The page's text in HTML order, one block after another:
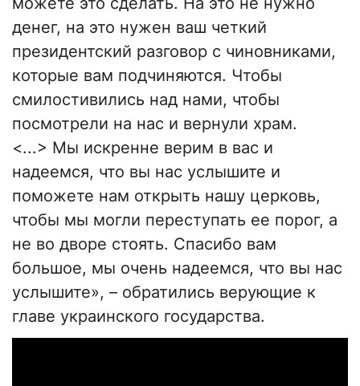
денег, на это нужен ваш четкий
президентский разговор с чиновниками,
которые вам подчиняются. Чтобы
смилостивились над нами, чтобы
посмотрели на нас и вернули храм.
<...> Мы искренне верим в вас и
надеемся, что вы нас услышите и
поможете нам открыть нашу церковь,
чтобы мы могли переступать ее порог, а
не во дворе стоять. Спасибо вам
большое, мы очень надеемся, что вы нас
услышите», – обратились верующие к
главе украинского государства.